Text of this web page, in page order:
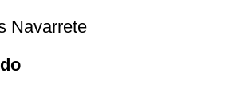
Navarrete